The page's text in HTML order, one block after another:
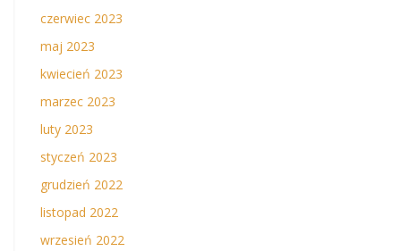
czerwiec 2023
maj 2023
kwiecień 2023
marzec 2023
luty 2023
styczeń 2023
grudzień 2022
listopad 2022
wrzesień 2022